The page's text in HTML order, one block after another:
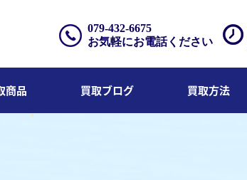
079-432-6675
お気軽にお電話ください
商品 買取ブログ 買取方法